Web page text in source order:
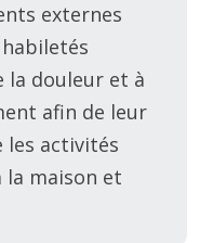
externes
la douleur et à
afin de leur
activités
la maison et